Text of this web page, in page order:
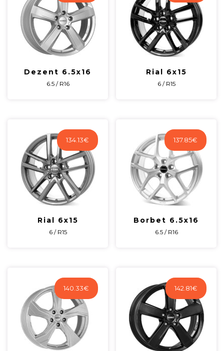
Dezent 6.5x16
6.5 / R16
Rial 6x15
6 / R15
134.13€
Rial 6x15
6 / R15
137.85€
Borbet 6.5x16
6.5 / R16
140.33€ 142.81€